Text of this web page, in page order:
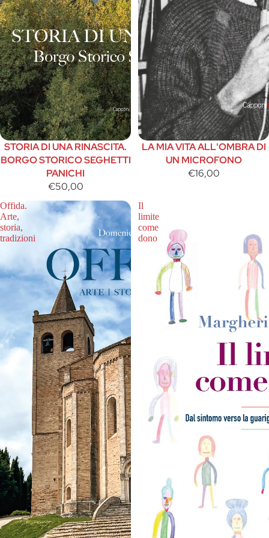
STORIA DI UNA RINASCITA.
BORGO STORICO SEGHETTI
PANICHI
€50,00
LA MIA VITA ALL'OMBRA DI
UN MICROFONO
€16,00
Offida.
Arte,
storia,
tradizioni
Il
limite
come
dono